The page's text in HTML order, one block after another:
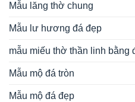
Mẫu lăng thờ chung
Mẫu lư hương đá đẹp
mẫu miếu thờ thần linh bằng
Mẫu mộ đá tròn
Mẫu mộ đá đẹp